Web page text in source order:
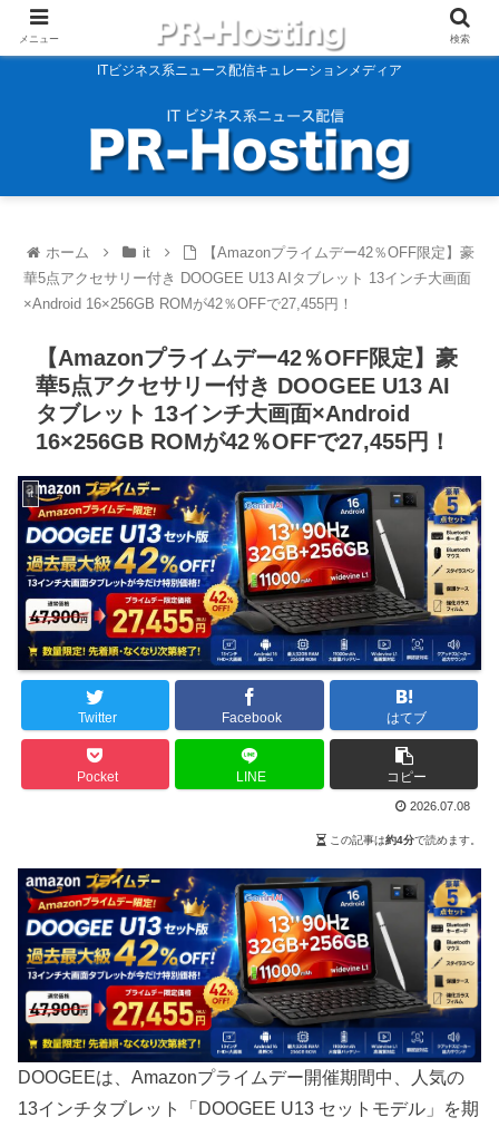
ITビジネス系ニュース配信キュレーションメディア
ホーム it
【Amazonプライムデー42％OFF限定】豪
華5点アクセサリー付き DOOGEE U13 AIタブレット 13インチ大画面
×Android 16×256GB ROMが42％OFFで27,455円！
【Amazonプライムデー42％OFF限定】豪
華5点アクセサリー付き DOOGEE U13 AI
タブレット 13インチ大画面×Android
16×256GB ROMが42％OFFで27,455円！
it
Twitter Facebook はてブ
Pocket LINE コピー
2026.07.08
この記事は約4分で読めます。
DOOGEEは、Amazonプライムデー開催期間中、人気の
13インチタブレット「DOOGEE U13 セットモデル」を期
メニュー 検索